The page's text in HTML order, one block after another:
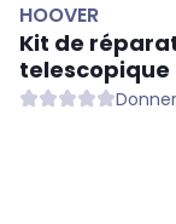
HOOVER
Kit de
telescopique